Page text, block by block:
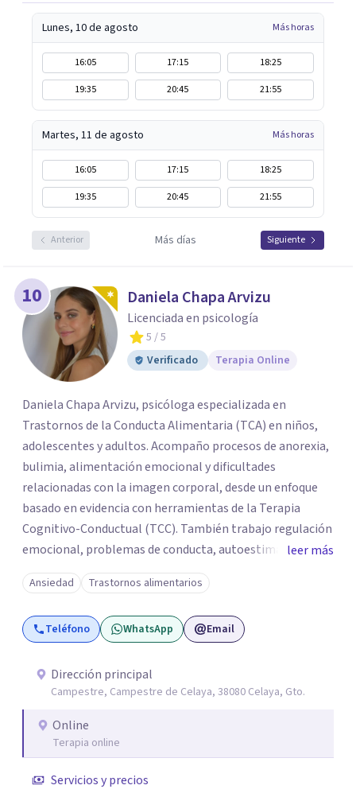
Lunes, 10 de agosto Más horas
16:05 17:15
18:25
19:35
20:45 21:55
Martes, 11 de agosto Más horas
16:05 17:15
18:25
19:35
20:45 21:55
Anterior Más días Siguiente
10 Daniela Chapa Arvizu
Licenciada en psicología
5 / 5
Verificado
Terapia Online
Daniela Chapa Arvizu, psicóloga especializada en
Trastornos de la Conducta Alimentaria (TCA) en niños,
adolescentes y adultos. Acompaño procesos de anorexia,
bulimia, alimentación emocional y dificultades
relacionadas con la imagen corporal, desde un enfoque
basado en evidencia con herramientas de la Terapia
Cognitivo-Conductual (TCC). También trabajo regulación
emocional, problemas de conducta, autoestima y
desarrollo de habilidades sociales y emocionales en
población infantil y juvenil. Me mantengo en constante
formación y actualización para brindar el
acompañamiento más efectivo a cada persona. Ofrezco
alimentación consciente, adaptado a las necesidades de
cada paciente y su familia. Atiendo de forma online.
Puedes reservar tu primera sesión directamente desde mi
perfil.
leer más
Ansiedad Trastornos alimentarios
Teléfono WhatsApp Email
Dirección principal
Campestre, Campestre de Celaya, 38080 Celaya, Gto.
Online
Terapia online
Servicios y precios